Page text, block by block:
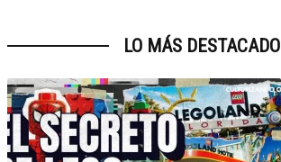
LO MÁS DESTACADO